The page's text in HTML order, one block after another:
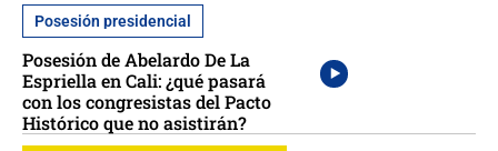
Posesión presidencial
Posesión de Abelardo De La
Espriella en Cali: ¿qué pasará
con los congresistas del Pacto
Histórico que no asistirán?